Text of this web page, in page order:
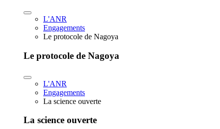
L'ANR
Engagements
Le protocole de Nagoya
Le protocole de Nagoya
L'ANR
Engagements
La science ouverte
La science ouverte